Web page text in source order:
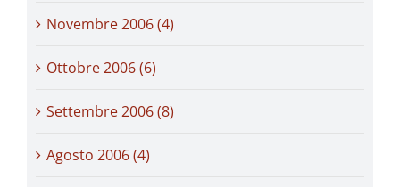
Novembre 2006 (4)
Ottobre 2006 (6)
Settembre 2006 (8)
Agosto 2006 (4)